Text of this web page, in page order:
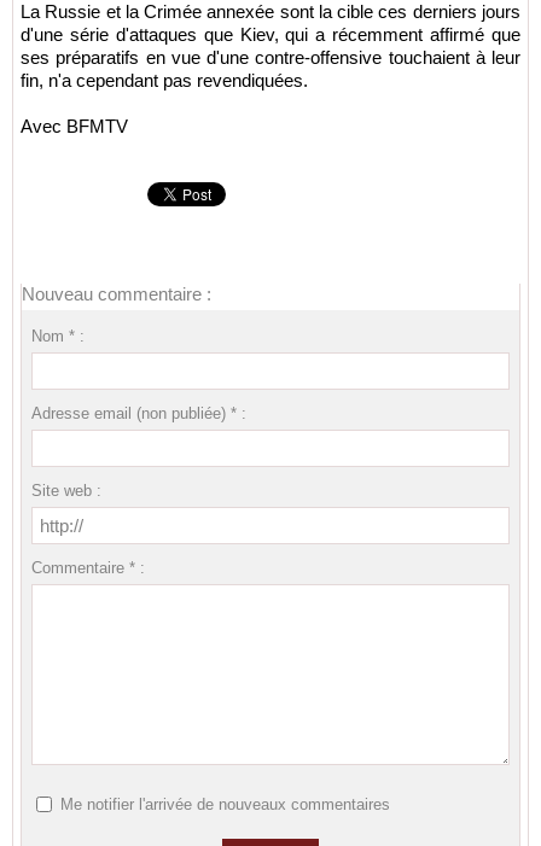
La Russie et la Crimée annexée sont la cible ces derniers jours
d'une série d'attaques que Kiev, qui a récemment affirmé que
ses préparatifs en vue d'une contre-offensive touchaient à leur
fin, n'a cependant pas revendiquées.
Avec BFMTV
Nouveau commentaire :
Nom * :
Adresse email (non publiée) * :
Site web :
Commentaire * :
Me notifier l'arrivée de nouveaux commentaires